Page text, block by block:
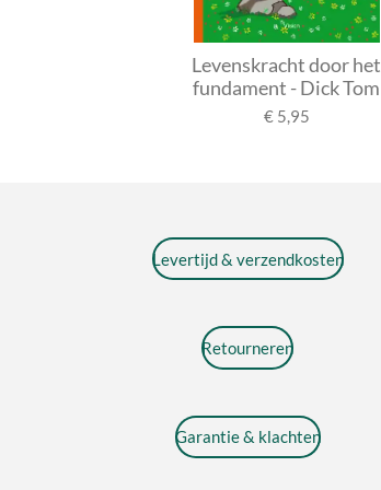
Levenskracht door het
fundament - Dick Tom
€ 5,95
Levertijd & verzendkosten
Retourneren
Garantie & klachten